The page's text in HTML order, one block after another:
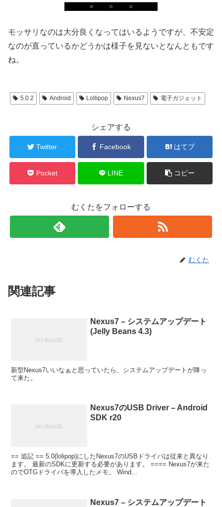
モッサリなのは大分良くなってはいるようですが、不安定
なのが直っているかどうかは様子を見ないとなんともです
ね。
5.0.2 Android Lollipop Nexus7 電子ガジェット
シェアする
Twitter Facebook はてブ
Pocket LINE コピー
むくたをフォローする
むくた
関連記事
Nexus7 – システムアップデート
(Jelly Beans 4.3)
新型Nexus7いいなぁと思っていたら、システムアップデートが降っ
て来た。
Nexus7のUSB Driver – Android
SDK r20
== 追記 == 5.0(lolipop)にしたNexus7のUSBドライバは従来と異なり
ます。 最新のSDKに更新する必要があります。 ==== Nexus7が来た
のでOTGドライバを導入したメモ。 Wind...
Nexus7 – システムアップデート